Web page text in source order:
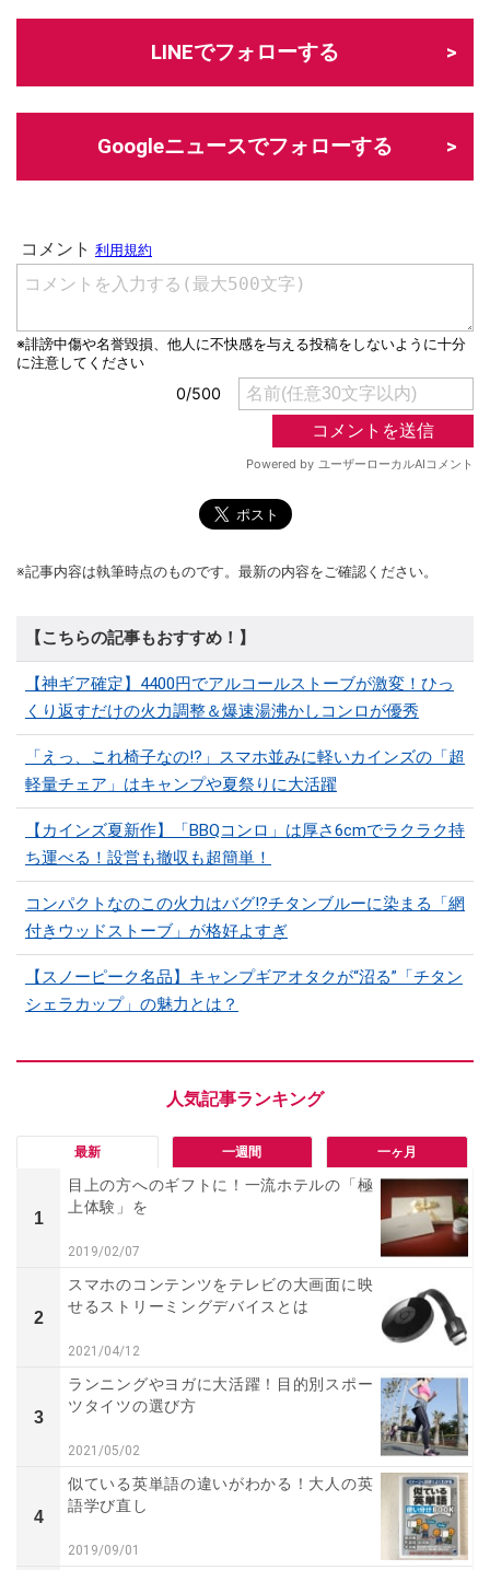
LINEでフォローする
Googleニュースでフォローする
※記事内容は執筆時点のものです。最新の内容をご確認ください。
【こちらの記事もおすすめ！】
【神ギア確定】4400円でアルコールストーブが激変！ひっ
くり返すだけの火力調整＆爆速湯沸かしコンロが優秀
「えっ、これ椅子なの!?」スマホ並みに軽いカインズの「超
軽量チェア」はキャンプや夏祭りに大活躍
【カインズ夏新作】「BBQコンロ」は厚さ6cmでラクラク持
ち運べる！設営も撤収も超簡単！
コンパクトなのこの火力はバグ⁉チタンブルーに染まる「網
付きウッドストーブ」が格好よすぎ
【スノーピーク名品】キャンプギアオタクが“沼る”「チタン
シェラカップ」の魅力とは？
最新 一週間 一ヶ月
1
目上の方へのギフトに！一流ホテルの「極
上体験」を
2019/02/07
2
スマホのコンテンツをテレビの大画面に映
せるストリーミングデバイスとは
2021/04/12
3
ランニングやヨガに大活躍！目的別スポー
ツタイツの選び方
2021/05/02
4
似ている英単語の違いがわかる！大人の英
語学び直し
2019/09/01